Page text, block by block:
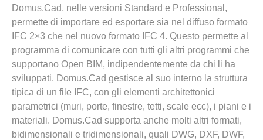
Domus.Cad, nelle versioni Standard e Professional,
permette di importare ed esportare sia nel diffuso formato
IFC 2×3 che nel nuovo formato IFC 4. Questo permette al
programma di comunicare con tutti gli altri programmi che
supportano Open BIM, indipendentemente da chi li ha
sviluppati. Domus.Cad gestisce al suo interno la struttura
tipica di un file IFC, con gli elementi architettonici
parametrici (muri, porte, finestre, tetti, scale ecc), i piani e i
materiali. Domus.Cad supporta anche molti altri formati,
bidimensionali e tridimensionali, quali DWG, DXF, DWF,